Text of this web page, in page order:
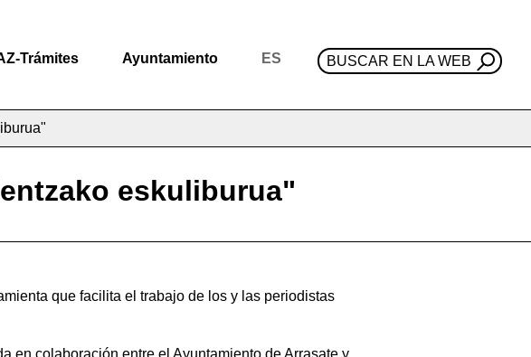
Trámites Ayuntamiento ES BUSCAR EN LA WEB
eskuliburua"
que facilita el trabajo de los y las periodistas